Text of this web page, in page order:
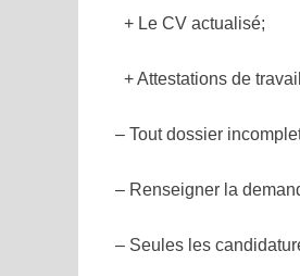
+ Le CV actualisé;
+ Attestations de
– Tout dossier
– Renseigner la
– Seules les